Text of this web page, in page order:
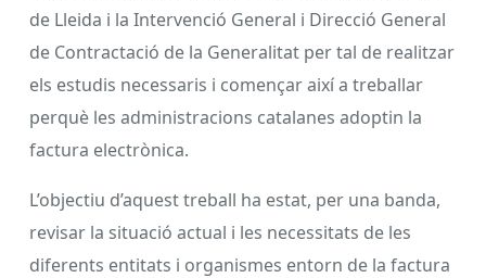
de Lleida i la Intervenció General i Direcció General
de Contractació de la Generalitat per tal de realitzar
els estudis necessaris i començar així a treballar
perquè les administracions catalanes adoptin la
factura electrònica.
L’objectiu d’aquest treball ha estat, per una banda,
revisar la situació actual i les necessitats de les
diferents entitats i organismes entorn de la factura